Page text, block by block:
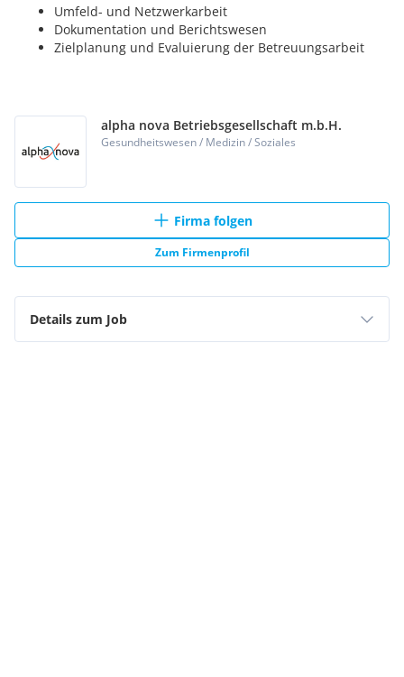
alpha nova Betriebsgesellschaft m.b.H.
Gesundheitswesen / Medizin / Soziales
Firma folgen
Zum Firmenprofil
Details zum Job